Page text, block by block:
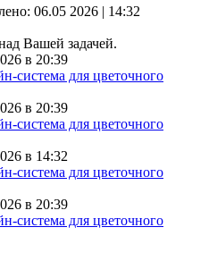
06.05 2026 | 14:32
Вашей задачей.
в 20:39
в 20:39
в 14:32
в 20:39